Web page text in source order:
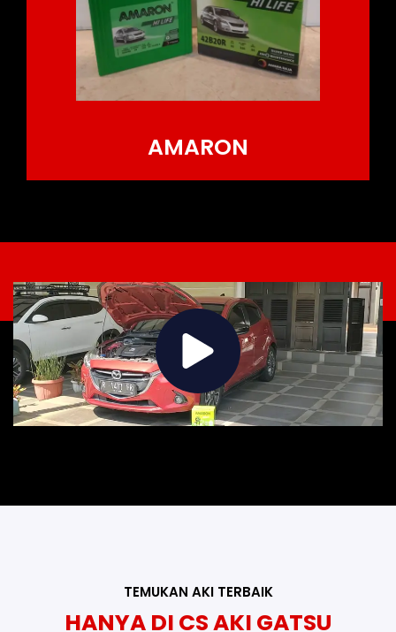
AMARON
TEMUKAN AKI TERBAIK
HANYA DI CS AKI GATSU